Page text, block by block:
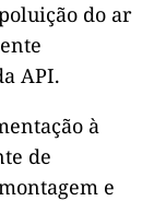
do ar
API.
à
de
e